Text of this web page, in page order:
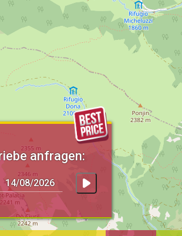
anfragen: